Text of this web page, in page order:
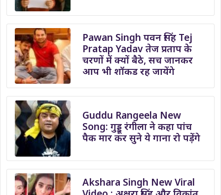
Pawan Singh पवन सिंह Tej
Pratap Yadav तेज प्रताप के
चरणों में क्यों बैठे, सच जानकर
आप भी शॉकड रह जायेंगे
Guddu Rangeela New
Song: गुड्डू रंगीला ने कहा पांच
पैक मार कर सुने ये गाना रो पड़ेंगे
Akshara Singh New Viral